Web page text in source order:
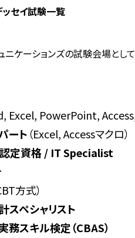
セイ試験一覧
ケーションズの試験会場とし
Excel, PowerPoint,
ート（Excel, Accessマクロ）
定資格 / IT Specialist
方式）
スペシャリスト
務スキル検定（CBAS）